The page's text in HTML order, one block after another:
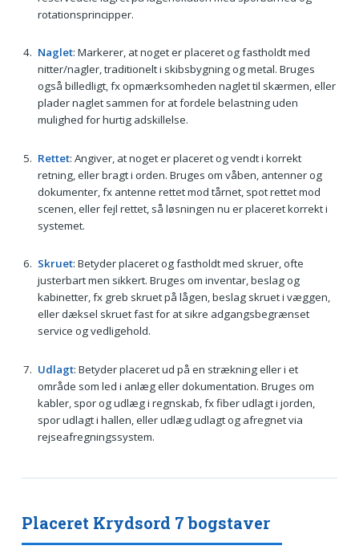
rotationsprincipper.
Naglet: Markerer, at noget er placeret og fastholdt med
nitter/nagler, traditionelt i skibsbygning og metal. Bruges
også billedligt, fx opmærksomheden naglet til skærmen, eller
plader naglet sammen for at fordele belastning uden
mulighed for hurtig adskillelse.
Rettet: Angiver, at noget er placeret og vendt i korrekt
retning, eller bragt i orden. Bruges om våben, antenner og
dokumenter, fx antenne rettet mod tårnet, spot rettet mod
scenen, eller fejl rettet, så løsningen nu er placeret korrekt i
systemet.
Skruet: Betyder placeret og fastholdt med skruer, ofte
justerbart men sikkert. Bruges om inventar, beslag og
kabinetter, fx greb skruet på lågen, beslag skruet i væggen,
eller dæksel skruet fast for at sikre adgangsbegrænset
service og vedligehold.
Udlagt: Betyder placeret ud på en strækning eller i et
område som led i anlæg eller dokumentation. Bruges om
kabler, spor og udlæg i regnskab, fx fiber udlagt i jorden,
spor udlagt i hallen, eller udlæg udlagt og afregnet via
rejseafregningssystem.
Placeret Krydsord 7 bogstaver